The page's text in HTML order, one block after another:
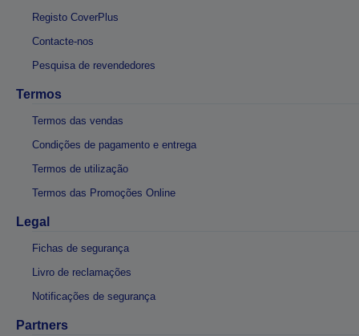
Registo CoverPlus
Contacte-nos
Pesquisa de revendedores
Termos
Termos das vendas
Condições de pagamento e entrega
Termos de utilização
Termos das Promoções Online
Legal
Fichas de segurança
Livro de reclamações
Notificações de segurança
Partners